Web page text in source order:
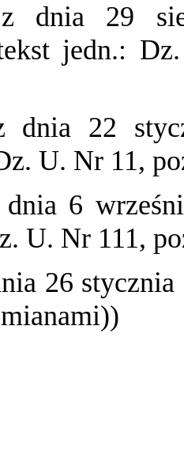
dnia 29
jedn.:
dnia 22
U. Nr 11,
6
U. Nr 111,
26